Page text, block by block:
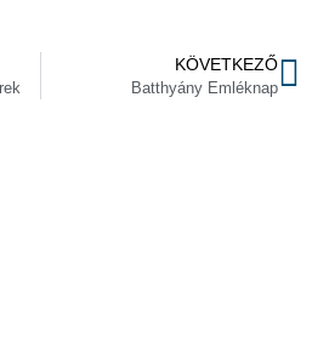
KÖVETKEZŐ
Batthyány Emléknap